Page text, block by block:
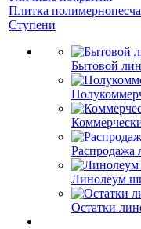
Плитка
Ступени
Бытовой
Распродажа
Линолеум
Остатки